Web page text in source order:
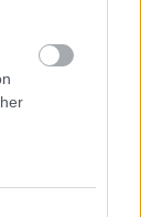
köve